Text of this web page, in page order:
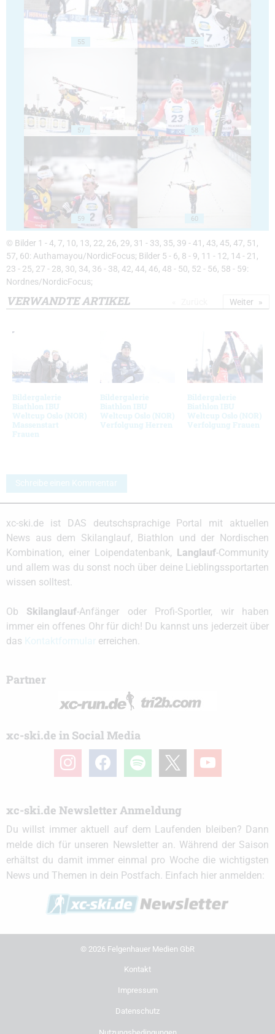
55 56
57 58
59 60
© Bilder 1 - 4, 7, 10, 13, 22, 26, 29, 31 - 33, 35, 39 - 41, 43, 45, 47, 51,
57, 60: Authamayou/NordicFocus; Bilder 5 - 6, 8 - 9, 11 - 12, 14 - 21,
23 - 25, 27 - 28, 30, 34, 36 - 38, 42, 44, 46, 48 - 50, 52 - 56, 58 - 59:
Nordnes/NordicFocus;
VERWANDTE ARTIKEL
Bildergalerie
Biathlon IBU
Weltcup Oslo (NOR)
Massenstart
Frauen
Bildergalerie
Biathlon IBU
Weltcup Oslo (NOR)
Verfolgung Herren
Bildergalerie
Biathlon IBU
Weltcup Oslo (NOR)
Verfolgung Frauen
Weiter
Schreibe einen Kommentar
xc-ski.de ist DAS deutschsprachige Portal mit aktuellen
News aus dem Skilanglauf, Biathlon und der Nordischen
Kombination, einer Loipendatenbank,
Langlauf-Community
und allem was du sonst noch über deine Lieblingssportarten
wissen solltest.
Ob Skilanglauf-Anfänger oder Profi-Sportler, wir haben
immer ein offenes Ohr für dich! Du kannst uns jederzeit über
das
erreichen.
Partner
xc-ski.de in Social Media
instagramfacebook spotify youtube
xc-ski.de Newsletter Anmeldung
Du willst immer aktuell auf dem Laufenden bleiben? Dann
melde dich für unseren Newsletter an. Während der Saison
erhältst du damit immer einmal pro Woche die wichtigsten
News und Themen in dein Postfach. Einfach hier anmelden:
© 2026 Felgenhauer Medien GbR
Kontakt
Impressum
Datenschutz